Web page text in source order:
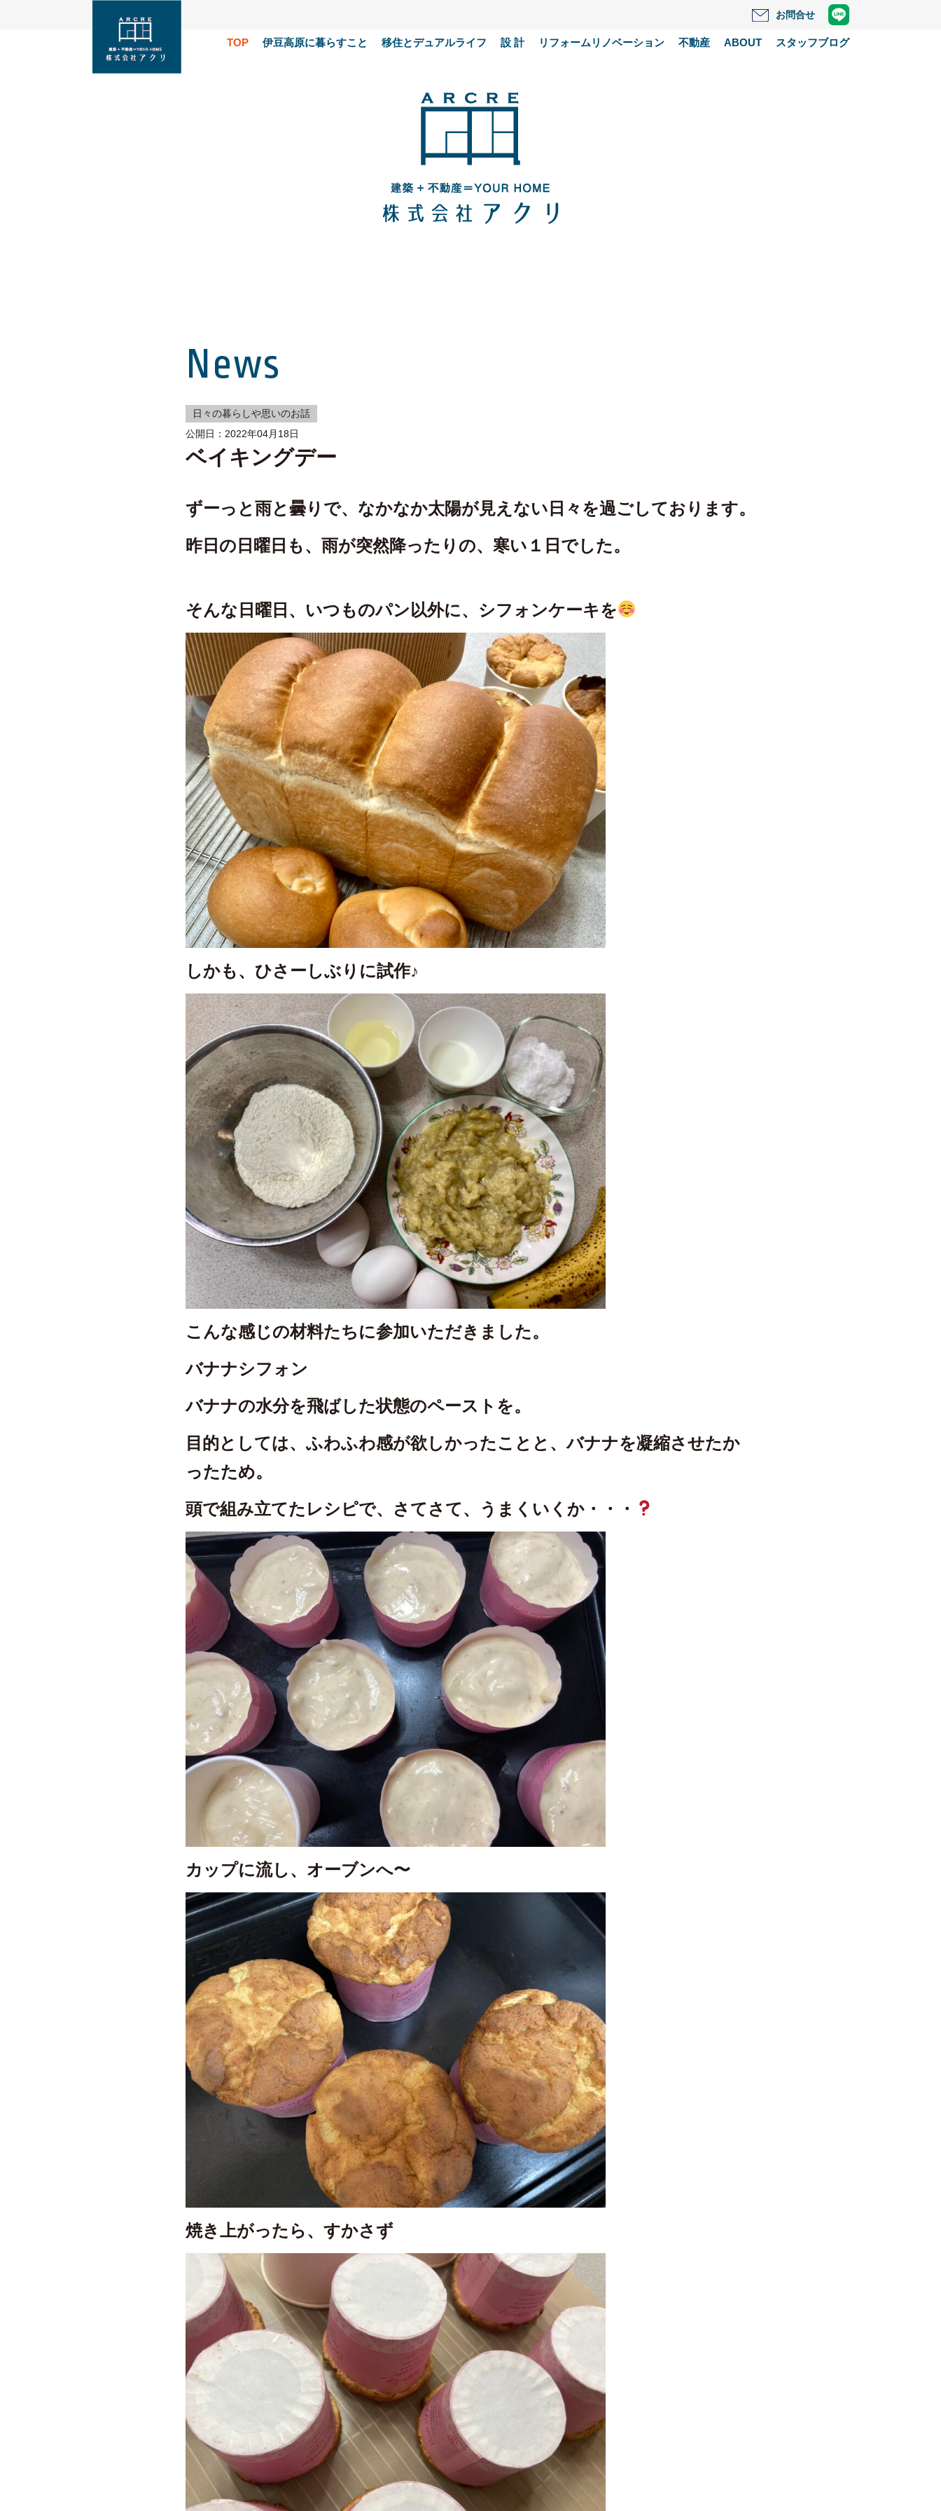
お問合せ
TOP 伊豆高原に暮らすこと 移住とデュアルライフ 設 計 リフォームリノベーション 不動産 ABOUT スタッフブログ
News
日々の暮らしや思いのお話
公開日：2022年04月18日
ベイキングデー
ずーっと雨と曇りで、なかなか太陽が見えない日々を過ごしております。
昨日の日曜日も、雨が突然降ったりの、寒い１日でした。
そんな日曜日、いつものパン以外に、シフォンケーキを
しかも、ひさーしぶりに試作♪
こんな感じの材料たちに参加いただきました。
バナナシフォン
バナナの水分を飛ばした状態のペーストを。
目的としては、ふわふわ感が欲しかったことと、バナナを凝縮させたか
ったため。
頭で組み立てたレシピで、さてさて、うまくいくか・・・
カップに流し、オーブンへ〜
焼き上がったら、すかさず